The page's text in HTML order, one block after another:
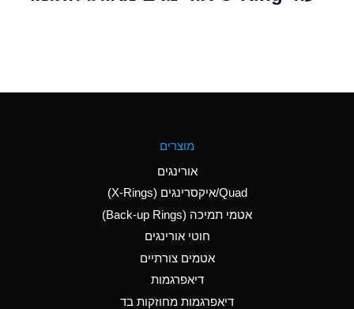
Aluminum Nitrate
(Aqueous)
Aluminum Phosphate
מוצרים
אורינגים
Quad/איקסרינגים (X-Rings)
אטמי תמיכה (Back-up Rings)
חוטי אורינגים
אטמים צורתיים
דיאפרגמות
דיאפרגמות מחוזקות בד